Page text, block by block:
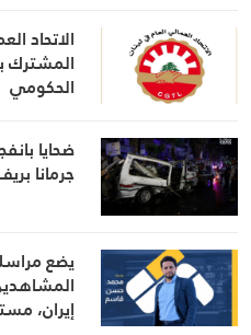
الاتحاد
المشترك
الحكومي
ضحايا
جرمانا
يضع
إيران،